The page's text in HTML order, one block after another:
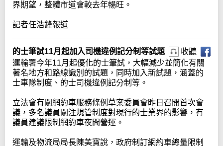
界期望，整體市道會較去年暢旺。
記者任浩鋒報道
的士筆試11月起加入司機違例記分制等試題
收聽
運輸署今年11月起優化的士筆試，大幅減少並簡化有關
著名地方和路線識別的試題，同時加入新試題，涵蓋的
士車隊制度、的士司機違例記分制等。
立法會有關網約車服務條例草案委員會昨日召開首次會
議，多名議員關注規管制度對現行的士業界的影響，有
議員建議限制網約車夜間營運。
運輸及物流局局長陳美寶說，政府制訂網約車總量限制